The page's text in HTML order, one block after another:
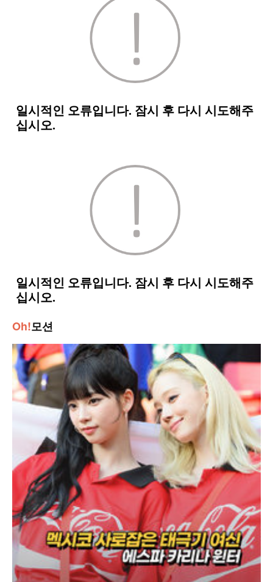
Oh!모션